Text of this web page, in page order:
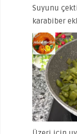
Suyunu
karabiber